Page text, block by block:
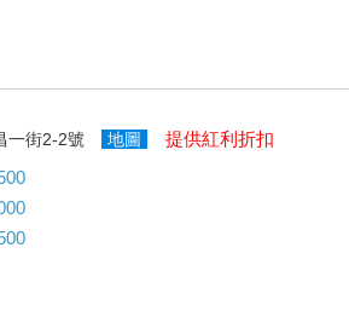
一街2-2號 地圖
提供紅利折扣